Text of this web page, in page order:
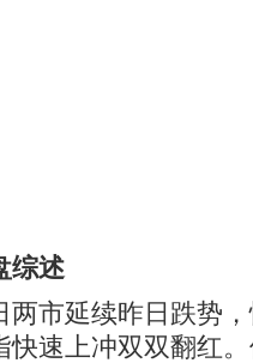
综述
延续昨日跌势，
快速上冲双双翻红